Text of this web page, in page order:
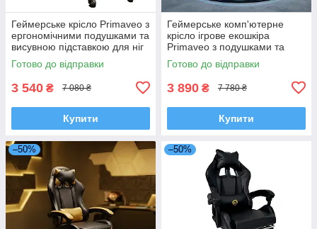
Геймерське крісло Primaveo з
ергономічними подушками та
висувною підставкою для ніг
ігрове для дому Чорний/
Червоний
Готово до відправки
3 540 ₴ 7 080 ₴
Купити
Геймерське комп'ютерне
крісло ігрове екошкіра
Primaveo з подушками та
висувною підставкою для ніг
регулювання кута нахилу
Готово до відправки
3 890 ₴ 7 780 ₴
Купити
–50% –50%